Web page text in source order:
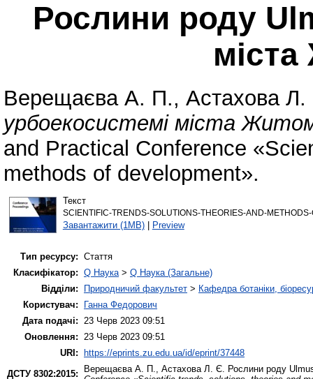
Рослини роду
Верещаєва А. П., Астахова
урбоекосистемі міста
and Practical Conference
methods of development».
Текст
SCIENTIFIC-TRENDS-SOLUTIONS-THEORIES-AND-
Завантажити (1MB)| Preview
Тип ресурсу: Стаття
Класифікатор: Q Наука> Q Наука (Загальне)
Відділи:
Природничий факультет > Кафедра ботаніки,
Користувач:
Ганна Федорович
Дата подачі: 23 Черв 2023 09:51
Оновлення: 23 Черв 2023 09:51
URI:
https://eprints.zu.edu.ua/id/eprint/37448
ДСТУ 8302:2015:
Верещаєва А. П., Астахова Л. Є. Рослини роду